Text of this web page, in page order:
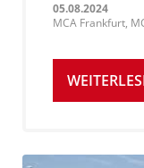
05.08.2024
MCA Frankfurt,